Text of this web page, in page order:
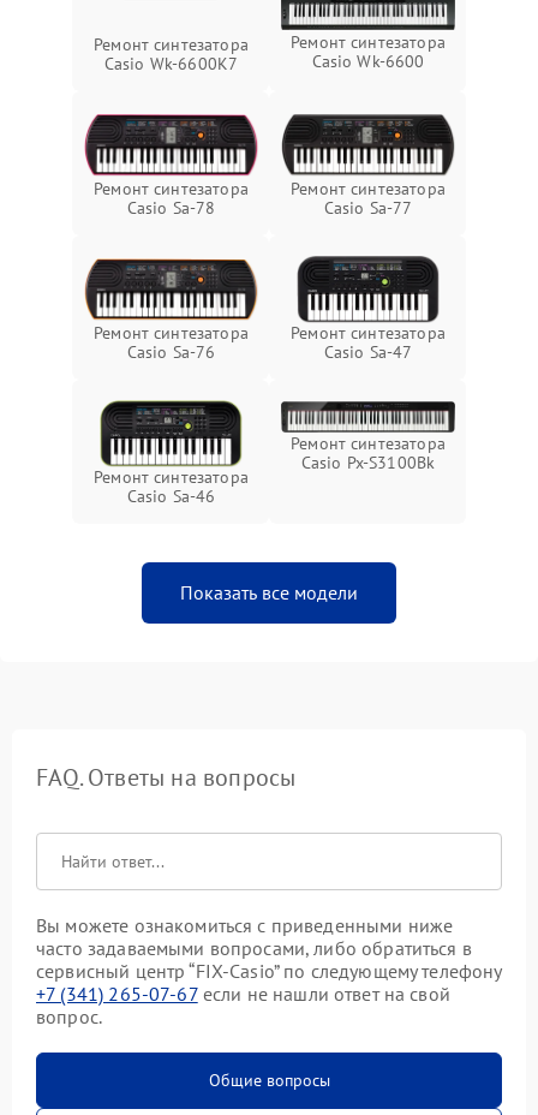
Ремонт синтезатора
Casio Wk-6600K7
Ремонт синтезатора
Casio Wk-6600
Ремонт синтезатора
Casio Sa-78
Ремонт синтезатора
Casio Sa-77
Ремонт синтезатора
Casio Sa-76
Ремонт синтезатора
Casio Sa-47
Ремонт синтезатора
Casio Sa-46
Ремонт синтезатора
Casio Px-S3100Bk
Показать все модели
FAQ. Ответы на вопросы
Вы можете ознакомиться с приведенными ниже
часто задаваемыми вопросами, либо обратиться в
сервисный центр “FIX-Casio” по следующему телефону
+7 (341) 265-07-67если не нашли ответ на свой
вопрос.
Общие вопросы